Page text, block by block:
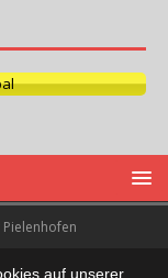
auf unserer